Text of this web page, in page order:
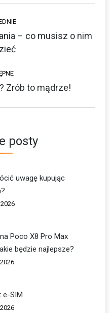
– co musisz o nim
Zrób to mądrze!
posty
uwagę kupując
Poco X8 Pro Max
będzie najlepsze?
e-SIM